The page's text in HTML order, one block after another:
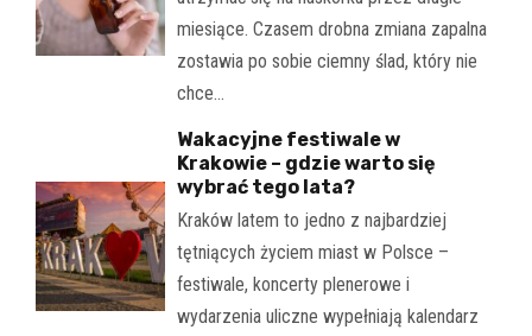
miesiące. Czasem drobna zmiana zapalna
zostawia po sobie ciemny ślad, który nie
chce…
Wakacyjne festiwale w
Krakowie – gdzie warto się
wybrać tego lata?
Kraków latem to jedno z najbardziej
tętniących życiem miast w Polsce –
festiwale, koncerty plenerowe i
wydarzenia uliczne wypełniają kalendarz